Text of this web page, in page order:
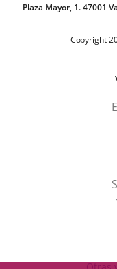
Plaza Mayor, 1. 47001
Copyright
Otras